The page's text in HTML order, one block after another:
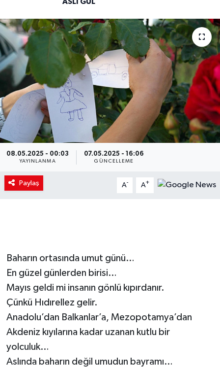
08.05.2025 - 00:03
YAYINLANMA
07.05.2025 - 16:06
GÜNCELLEME
Paylaş A- A+
Baharın ortasında umut günü…
En güzel günlerden birisi…
Mayıs geldi mi insanın gönlü kıpırdanır.
Çünkü Hıdırellez gelir.
Anadolu’dan Balkanlar’a, Mezopotamya’dan
Akdeniz kıyılarına kadar uzanan kutlu bir
yolculuk…
Aslında baharın değil umudun bayramı…